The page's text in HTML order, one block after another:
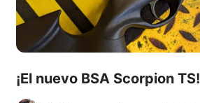
¡El nuevo BSA Scorpion TS!